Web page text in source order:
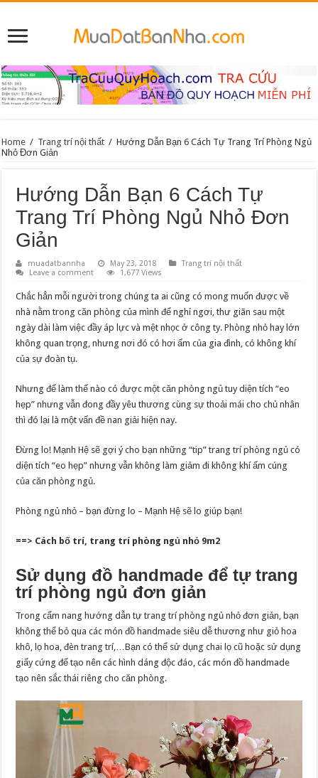
Home / Trang trí nội thất / Hướng Dẫn Bạn 6 Cách Tự Trang Trí Phòng Ngủ
Nhỏ Đơn Giản
Hướng Dẫn Bạn 6 Cách Tự
Trang Trí Phòng Ngủ Nhỏ Đơn
Giản
muadatbannha May 23, 2018
Trang trí nội thất
Leave a comment
1,677 Views
Chắc hẳn mỗi người trong chúng ta ai cũng có mong muốn được về
nhà nằm trong căn phòng của mình để nghỉ ngơi, thư giãn sau một
ngày dài làm việc đầy áp lực và mệt nhọc ở công ty. Phòng nhỏ hay lớn
không quan trọng, nhưng nơi đó có hơi ấm của gia đình, có không khí
của sự đoàn tụ.
Nhưng để làm thế nào có được một căn phòng ngủ tuy diện tích “eo
hẹp” nhưng vẫn đong đầy yêu thương cùng sự thoải mái cho chủ nhân
thì đó lại là một vấn đề nan giải hiện nay.
Đừng lo! Mạnh Hệ sẽ gợi ý cho bạn những “tip” trang trí phòng ngủ có
diện tích “eo hẹp” nhưng vẫn không làm giảm đi không khí ấm cúng
của căn phòng ngủ.
Phòng ngủ nhỏ – bạn đừng lo – Mạnh Hệ sẽ lo giúp bạn!
==> Cách bố trí, trang trí phòng ngủ nhỏ 9m2
Sử dụng đồ handmade để tự trang
trí phòng ngủ đơn giản
Trong cẩm nang hướng dẫn tự trang trí phòng ngủ nhỏ đơn giản, bạn
không thể bỏ qua các món đồ handmade siêu dễ thương như giỏ hoa
khô, lọ hoa, đèn trang trí,…Bạn có thể sử dụng chai lọ cũ hoặc sử dụng
giấy cứng để tạo nên các hình dáng độc đáo, các món đồ handmade
tạo nên sắc thái riêng cho căn phòng.